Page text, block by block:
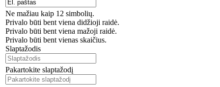
Ne mažiau kaip 12 simbolių.
Privalo būti bent viena didžioji raidė.
Privalo būti bent viena mažoji raidė.
Privalo būti bent vienas skaičius.
Slaptažodis
Pakartokite slaptažodį